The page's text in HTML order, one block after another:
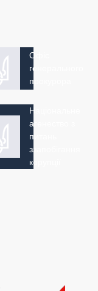
Офіс
генерального
прокурора
Національне
агенество з
питань
ззапобігання
корупції